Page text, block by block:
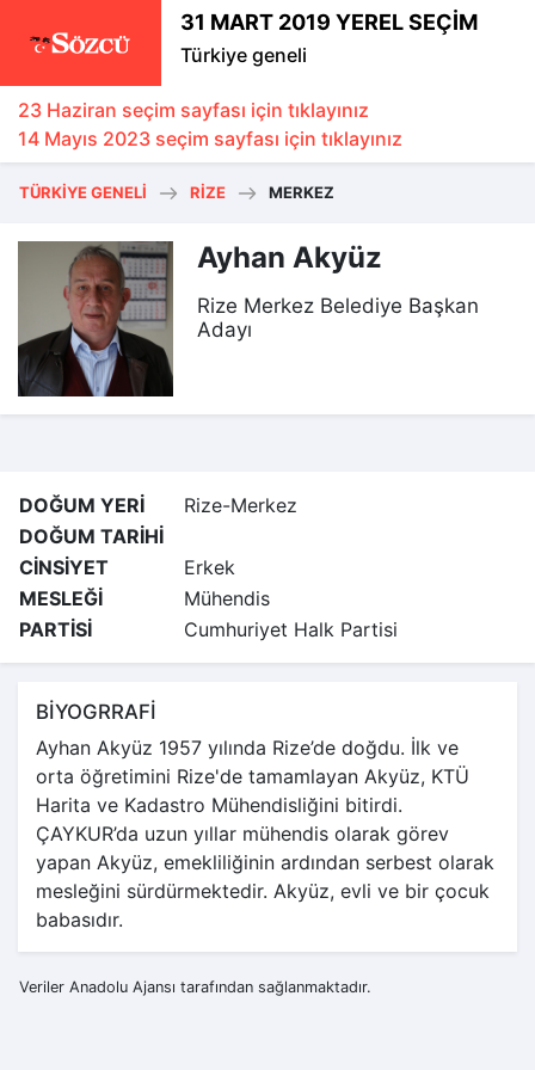
31 MART 2019 YEREL SEÇİM
Türkiye geneli
23 Haziran seçim sayfası için tıklayınız
14 Mayıs 2023 seçim sayfası için tıklayınız
TÜRKIYE GENELI RIZE MERKEZ
Ayhan Akyüz
Rize Merkez Belediye Başkan
Adayı
DOĞUM YERİ
Rize-Merkez
DOĞUM TARİHİ
CİNSİYET
Erkek
MESLEĞİ
Mühendis
PARTİSİ
Cumhuriyet Halk Partisi
BİYOGRRAFİ
Ayhan Akyüz 1957 yılında Rize’de doğdu. İlk ve
orta öğretimini Rize'de tamamlayan Akyüz, KTÜ
Harita ve Kadastro Mühendisliğini bitirdi.
ÇAYKUR’da uzun yıllar mühendis olarak görev
yapan Akyüz, emekliliğinin ardından serbest olarak
mesleğini sürdürmektedir. Akyüz, evli ve bir çocuk
babasıdır.
Veriler Anadolu Ajansı tarafından sağlanmaktadır.